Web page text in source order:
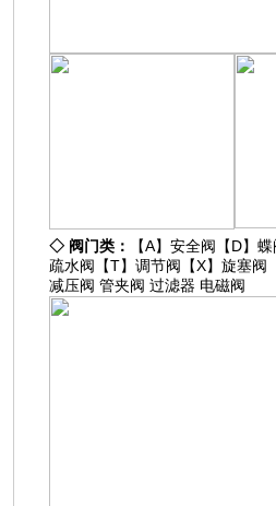
◇ 阀门类： 【A】 安全阀 【D】 蝶
疏水阀 【T】 调节阀 【X】 旋塞阀
减压阀 管夹阀 过滤器 电磁阀